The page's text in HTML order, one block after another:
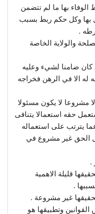
الوفاء بها ما لم تتضمن
بها وكل حكم ربط بسبب
.
والولاية الخاصة
من كان ضامنا لشيء وعليه
له الا في الرهن فخراجه
مشروعا لا يكون مسئولا
حقه استعمالا يتنافى
يترتب على استعماله
الحق غير مشروع في
قليلة الاهمية
.
القوانين وتطبيقها هو